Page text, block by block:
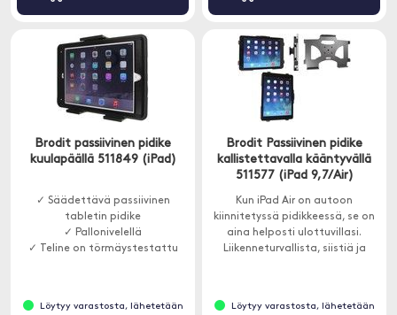
Brodit passiivinen pidike
kuulapäällä 511849 (iPad)
✓ Säädettävä passiivinen
tabletin pidike
✓ Pallonivelellä
✓ Teline on törmäystestattu
Löytyy varastosta, lähetetään
Brodit Passiivinen pidike
kallistettavalla kääntyvällä
511577 (iPad 9,7/Air)
Kun iPad Air on autoon
kiinnitetyssä pidikkeessä, se on
aina helposti ulottuvillasi.
Liikenneturvallista, siistiä ja
Löytyy varastosta, lähetetään